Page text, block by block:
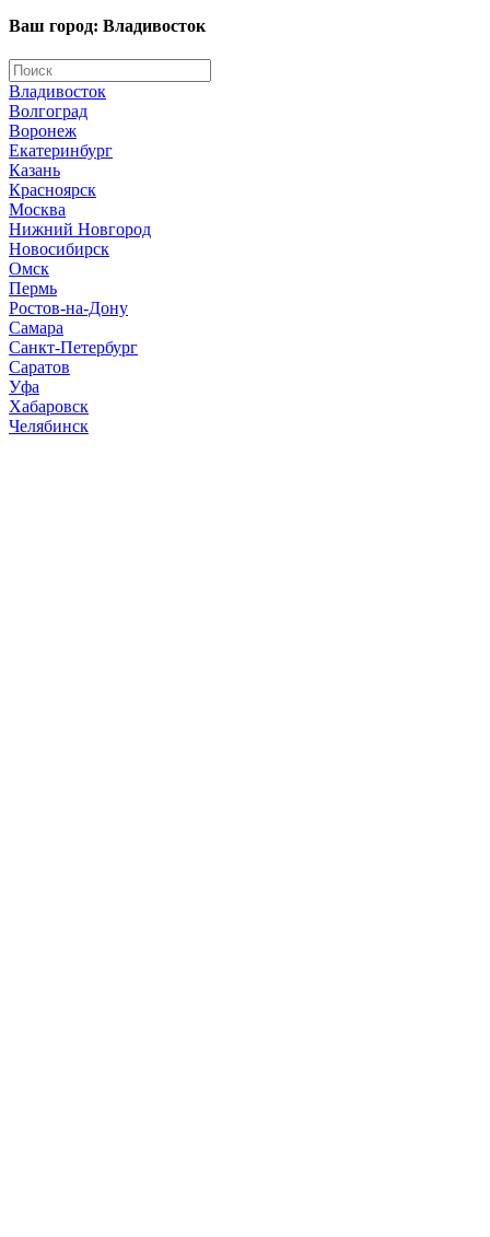
Ваш город: Владивосток
Владивосток
Волгоград
Воронеж
Екатеринбург
Казань
Красноярск
Москва
Нижний Новгород
Новосибирск
Омск
Пермь
Ростов-на-Дону
Самара
Санкт-Петербург
Саратов
Уфа
Хабаровск
Челябинск